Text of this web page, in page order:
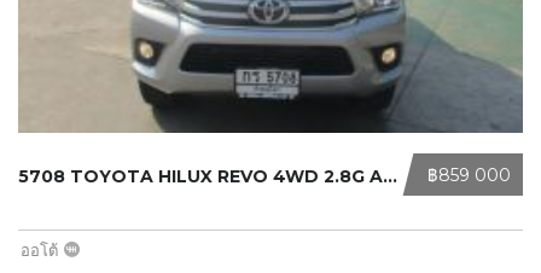
‎฿859 000
5708 TOYOTA HILUX REVO 4WD 2.8G AT ...
ออโต้